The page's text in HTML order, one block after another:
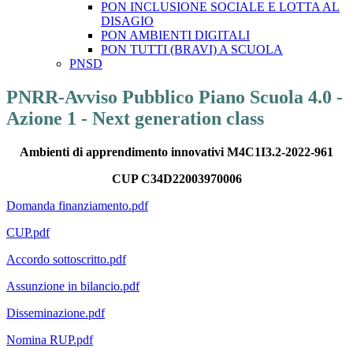
PON INCLUSIONE SOCIALE E LOTTA AL
DISAGIO
PON AMBIENTI DIGITALI
PON TUTTI (BRAVI) A SCUOLA
PNSD
PNRR-Avviso Pubblico Piano Scuola 4.0 -
Azione 1 - Next generation class
Ambienti di apprendimento innovativi M4C1I3.2-2022-961
CUP C34D22003970006
Domanda finanziamento.pdf
CUP.pdf
Accordo sottoscritto.pdf
Assunzione in bilancio.pdf
Disseminazione.pdf
Nomina RUP.pdf